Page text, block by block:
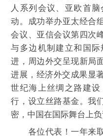
人系列会议、亚欧首
动。成功举办亚太经合
会议、亚信会议第四次
与多边机制建立和国
进，周边外交呈现新局
进展，经济外交成果显
世纪海上丝绸之路建
行，设立丝路基金。我
密，中国在国际舞台上
各位代表！一年来取